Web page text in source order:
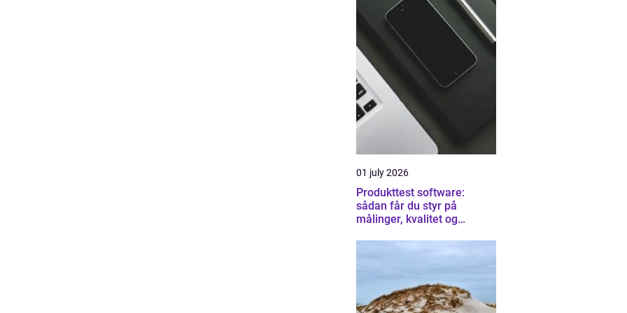
01 july 2026
Produkttest software:
sådan får du styr på
målinger, kvalitet og